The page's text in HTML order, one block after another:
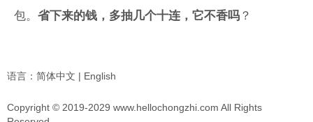
包。 省下来的钱，多抽几个十连，它不香吗 ？
语言： 简体中文 | English
Copyright © 2019-2029 www.hellochongzhi.com All Rights